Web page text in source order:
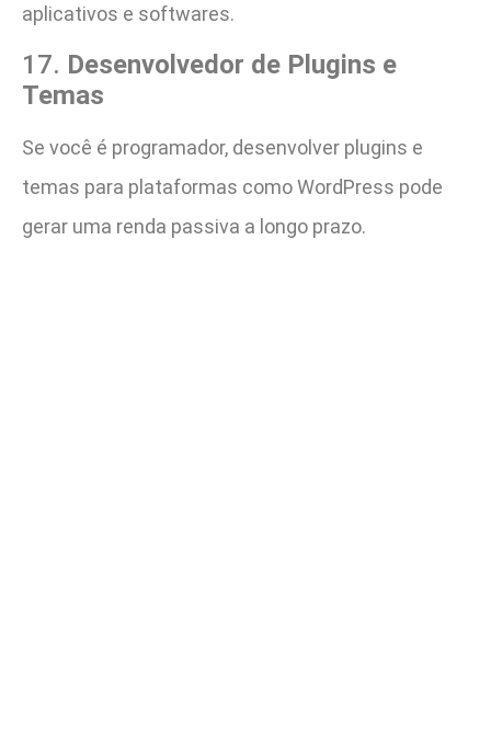
aplicativos e softwares.
17. Desenvolvedor de Plugins e
Temas
Se você é programador, desenvolver plugins e
temas para plataformas como WordPress pode
gerar uma renda passiva a longo prazo.